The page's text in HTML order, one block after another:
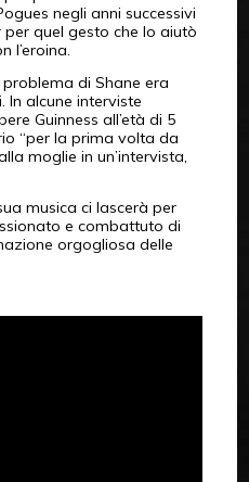
negli anni successivi
per quel gesto che lo aiutò
l’eroina.
di Shane era
In alcune interviste
Guinness all’età di 5
“per la prima volta da
moglie in un’intervista,
musica ci lascerà per
e combattuto di
orgogliosa delle